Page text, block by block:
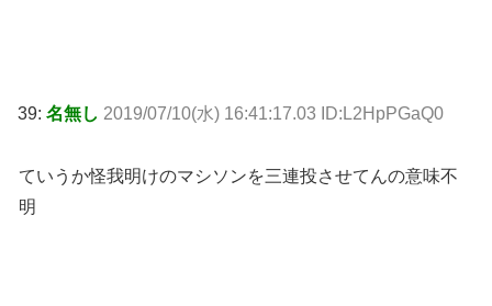
39: 名無し 2019/07/10(水) 16:41:17.03 ID:L2HpPGaQ0
ていうか怪我明けのマシソンを三連投させてんの意味不
明